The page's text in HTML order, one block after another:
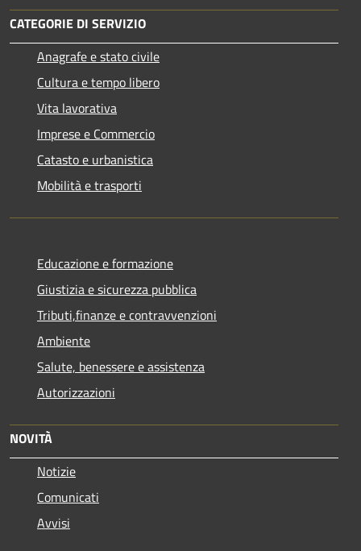
CATEGORIE DI SERVIZIO
Anagrafe e stato civile
Cultura e tempo libero
Vita lavorativa
Imprese e Commercio
Catasto e urbanistica
Mobilità e trasporti
Educazione e formazione
Giustizia e sicurezza pubblica
Tributi,finanze e contravvenzioni
Ambiente
Salute, benessere e assistenza
Autorizzazioni
NOVITÀ
Notizie
Comunicati
Avvisi